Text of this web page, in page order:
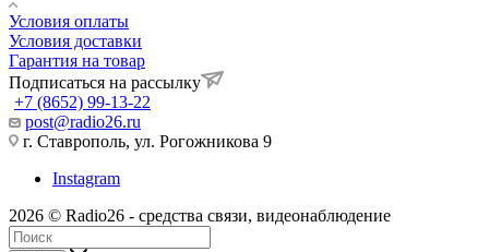
Условия оплаты
Условия доставки
Гарантия на товар
Подписаться на рассылку
+7 (8652) 99-13-22
post@radio26.ru
г. Ставрополь, ул. Рогожникова 9
Instagram
2026 © Radio26 - средства связи, видеонаблюдение